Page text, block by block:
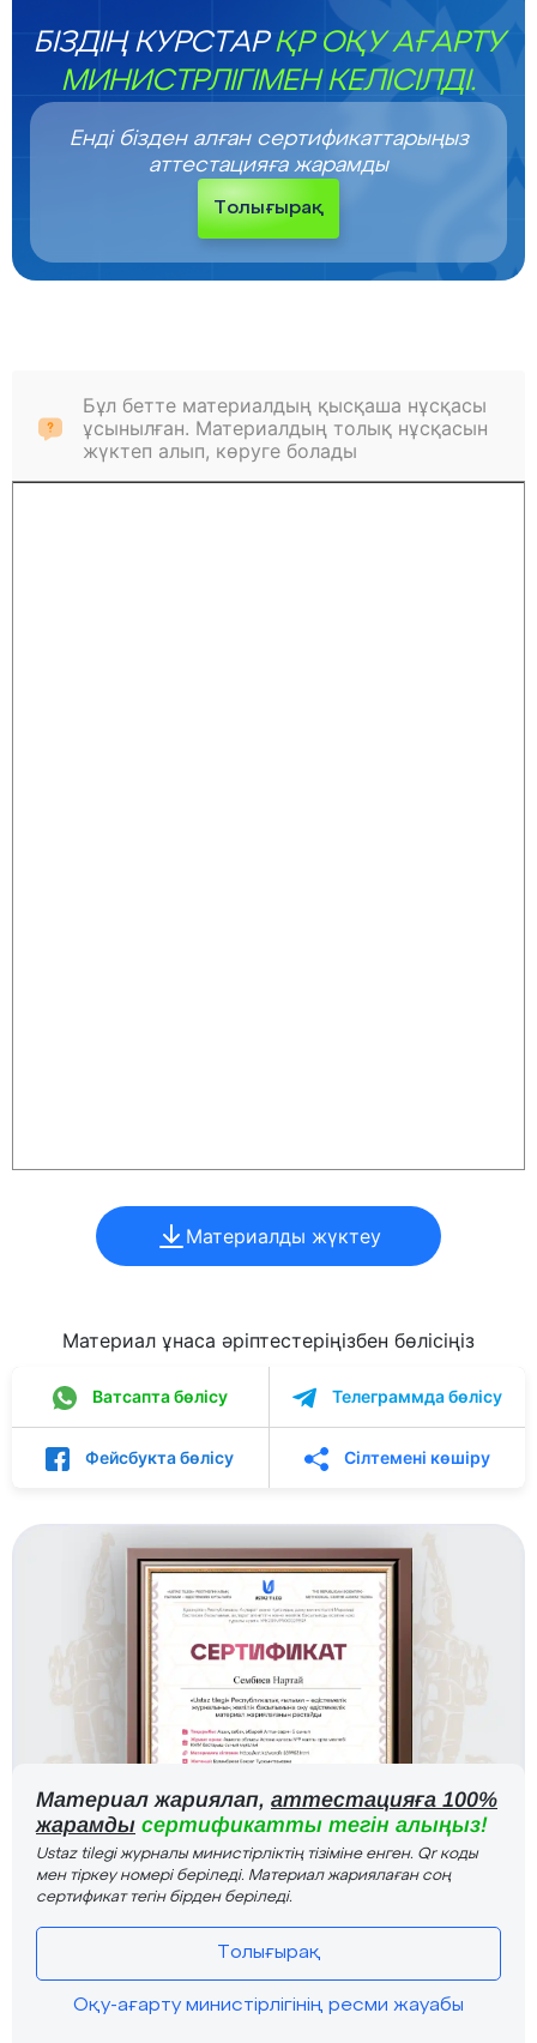
БІЗДІҢ КУРСТАРҚР ОҚУ АҒАРТУ
МИНИСТРЛІГІМЕН КЕЛІСІЛДІ.
Енді бізден алған сертификаттарыңыз
аттестацияға жарамды
Толығырақ
Бұл бетте материалдың қысқаша нұсқасы
ұсынылған. Материалдың толық нұсқасын
жүктеп алып, көруге болады
Материалды жүктеу
Материал ұнаса әріптестеріңізбен бөлісіңіз
Ватсапта бөлісу Телеграммда бөлісу
Фейсбукта бөлісу Сілтемені көшіру
Материал жариялап, аттестацияға 100%
жарамды сертификатты тегін алыңыз!
Ustaz tilegi журналы министірліктің тізіміне енген. Qr коды
мен тіркеу номері беріледі. Материал жариялаған соң
сертификат тегін бірден беріледі.
Толығырақ
Оқу-ағарту министірлігінің ресми жауабы